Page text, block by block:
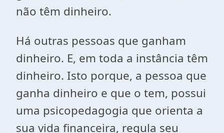
não têm dinheiro.
Há outras pessoas que ganham
dinheiro. E, em toda a instância têm
dinheiro. Isto porque, a pessoa que
ganha dinheiro e que o tem, possui
uma psicopedagogia que orienta a
sua vida financeira, regula seu